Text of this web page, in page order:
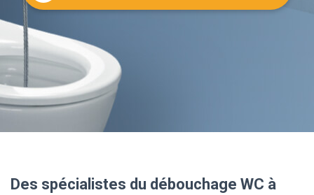
Des spécialistes du débouchage WC à